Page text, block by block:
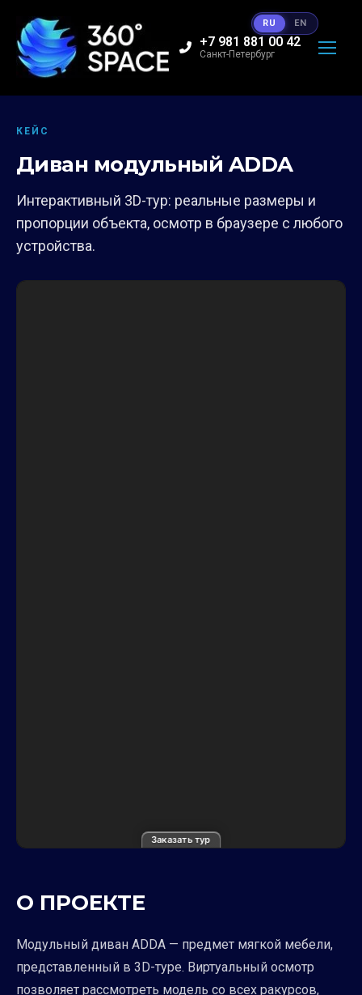
+7 981 881 00 42
Санкт-Петербург
КЕЙС
Диван модульный ADDA
Интерактивный 3D-тур: реальные размеры и
пропорции объекта, осмотр в браузере с любого
устройства.
Заказать тур
О ПРОЕКТЕ
Модульный диван ADDA — предмет мягкой мебели,
представленный в 3D-туре. Виртуальный осмотр
позволяет рассмотреть модель со всех ракурсов,
RU EN